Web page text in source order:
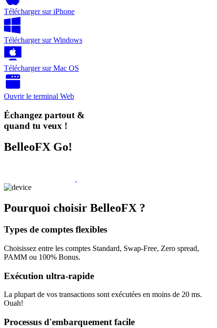
Télécharger suriPhone
Télécharger surWindows
Télécharger surMac OS
Ouvrir le terminal Web
Échangez partout &
quand tu veux !
BelleoFX Go!
Pourquoi choisir BelleoFX ?
Types de comptes flexibles
Choisissez entre les comptes Standard, Swap-Free, Zero spread,
PAMM ou 100% Bonus.
Exécution ultra-rapide
La plupart de vos transactions sont exécutées en moins de 20 ms.
Ouah!
Processus d'embarquement facile